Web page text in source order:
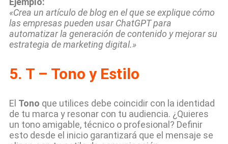
«Crea un artículo de blog en el que se explique cómo
las empresas pueden usar ChatGPT para
automatizar la generación de contenido y mejorar su
estrategia de marketing digital.»
5. T – Tono y Estilo
El Tono que utilices debe coincidir con la identidad
de tu marca y resonar con tu audiencia. ¿Quieres
un tono amigable, técnico o profesional? Definir
esto desde el inicio garantizará que el mensaje se